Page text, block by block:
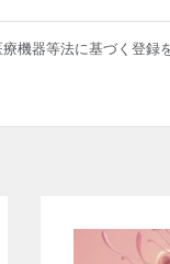
機器等法に基づく登録